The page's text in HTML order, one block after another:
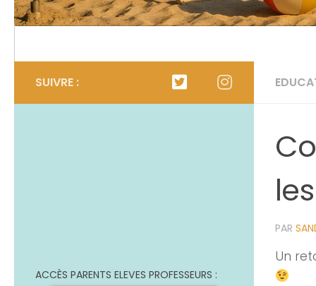
PAR
Un
SUIVRE :
ACCÈS PARENTS ELEVES PROFESSEURS :